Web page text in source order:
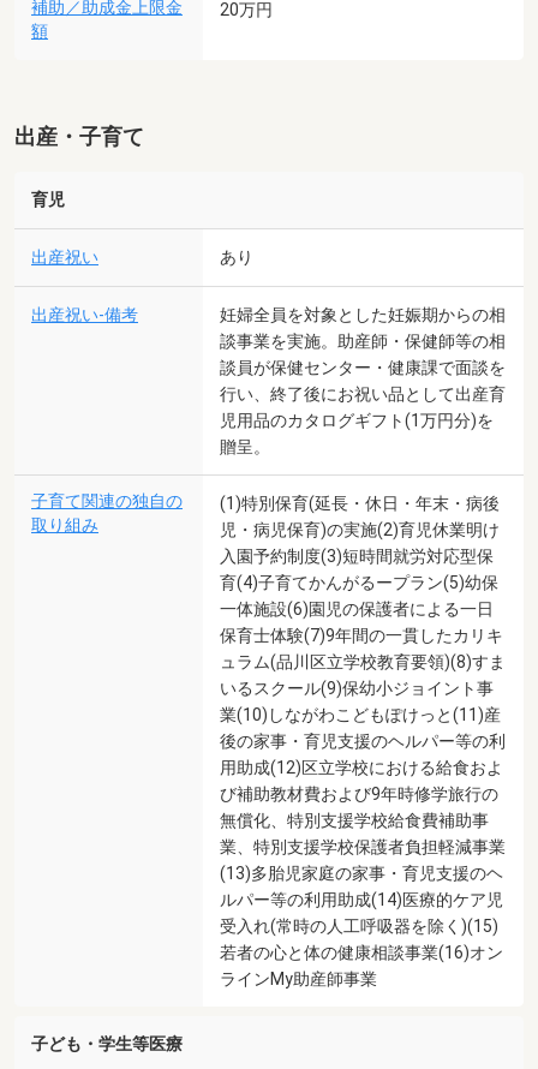
補助／助成金上限金
額
20万円
出産・子育て
育児
出産祝い あり
出産祝い-備考
妊婦全員を対象とした妊娠期からの相
談事業を実施。助産師・保健師等の相
談員が保健センター・健康課で面談を
行い、終了後にお祝い品として出産育
児用品のカタログギフト(1万円分)を
贈呈。
子育て関連の独自の
取り組み
(1)特別保育(延長・休日・年末・病後
児・病児保育)の実施(2)育児休業明け
入園予約制度(3)短時間就労対応型保
育(4)子育てかんがるープラン(5)幼保
一体施設(6)園児の保護者による一日
保育士体験(7)9年間の一貫したカリキ
ュラム(品川区立学校教育要領)(8)すま
いるスクール(9)保幼小ジョイント事
業(10)しながわこどもぽけっと(11)産
後の家事・育児支援のヘルパー等の利
用助成(12)区立学校における給食およ
び補助教材費および9年時修学旅行の
無償化、特別支援学校給食費補助事
業、特別支援学校保護者負担軽減事業
(13)多胎児家庭の家事・育児支援のヘ
ルパー等の利用助成(14)医療的ケア児
受入れ(常時の人工呼吸器を除く)(15)
若者の心と体の健康相談事業(16)オン
ラインMy助産師事業
子ども・学生等医療